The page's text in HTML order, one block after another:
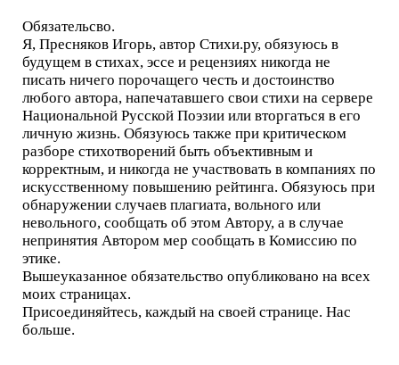
Обязательсво.
Я, Пресняков Игорь, автор Стихи.ру, обязуюсь в
будущем в стихах, эссе и рецензиях никогда не
писать ничего порочащего честь и достоинство
любого автора, напечатавшего свои стихи на сервере
Национальной Русской Поэзии или вторгаться в его
личную жизнь. Обязуюсь также при критическом
разборе стихотворений быть объективным и
корректным, и никогда не участвовать в компаниях по
искусственному повышению рейтинга. Обязуюсь при
обнаружении случаев плагиата, вольного или
невольного, сообщать об этом Автору, а в случае
непринятия Автором мер сообщать в Комиссию по
этике.
Вышеуказанное обязательство опубликовано на всех
моих страницах.
Присоединяйтесь, каждый на своей странице. Нас
больше.